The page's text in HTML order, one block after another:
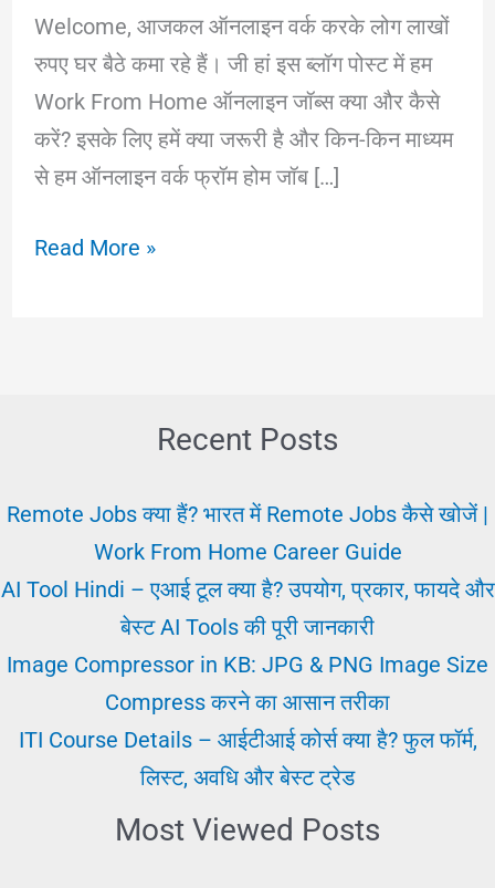
Welcome, आजकल ऑनलाइन वर्क करके लोग लाखों
रुपए घर बैठे कमा रहे हैं। जी हां इस ब्लॉग पोस्ट में हम
Work From Home ऑनलाइन जॉब्स क्या और कैसे
करें? इसके लिए हमें क्या जरूरी है और किन-किन माध्यम
से हम ऑनलाइन वर्क फ्रॉम होम जॉब […]
Work
जॉब्स
और
करें
Read More »
Recent Posts
Remote Jobs क्या हैं? भारत में Remote Jobs कैसे खोजें |
Work From Home Career Guide
AI Tool Hindi – एआई टूल क्या है? उपयोग, प्रकार, फायदे और
बेस्ट AI Tools की पूरी जानकारी
Image Compressor in KB: JPG & PNG Image Size
Compress करने का आसान तरीका
ITI Course Details – आईटीआई कोर्स क्या है? फुल फॉर्म,
लिस्ट, अवधि और बेस्ट ट्रेड
Most Viewed Posts